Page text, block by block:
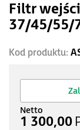
Filtr
37/45/55/
Kod produktu:
1 300,00